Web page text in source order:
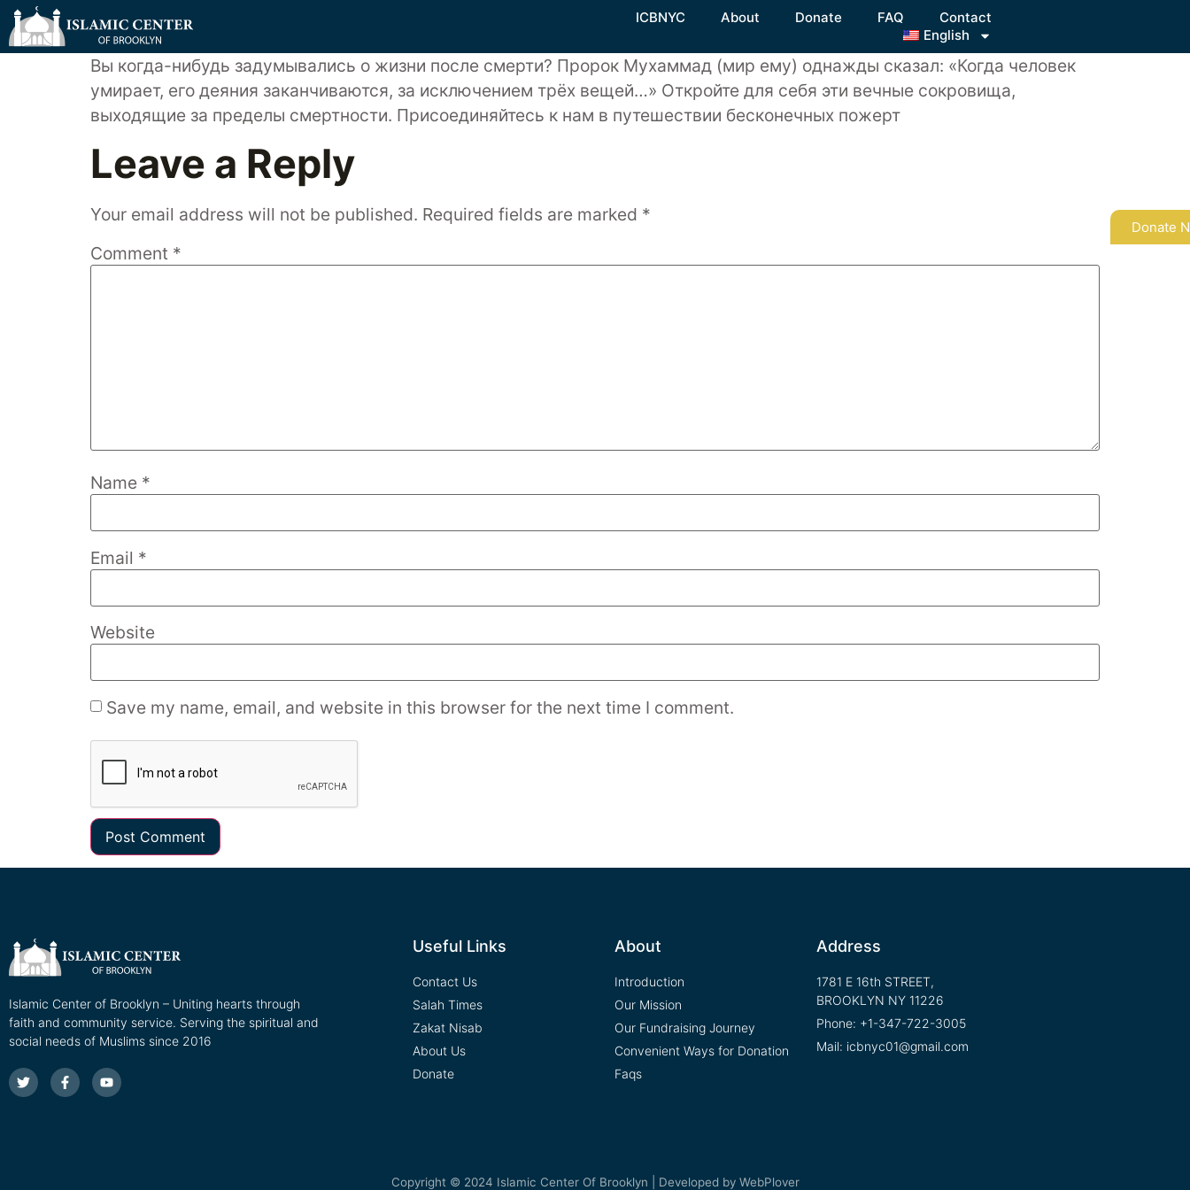
ICBNYC About Donate FAQ
Contact
English
Вы когда-нибудь задумывались о жизни после смерти? Пророк Мухаммад (мир ему) однажды сказал: «Когда человек
умирает, его деяния заканчиваются, за исключением трёх вещей…» Откройте для себя эти вечные сокровища,
выходящие за пределы смертности. Присоединяйтесь к нам в путешествии бесконечных пожерт
Leave a Reply
Your email address will not be published. Required fields are marked *
Comment *
Name *
Email *
Website
Save my name, email, and website in this browser for the next time I comment.
Islamic Center of Brooklyn – Uniting hearts through
faith and community service. Serving the spiritual and
social needs of Muslims since 2016
Useful Links
Contact Us
Salah Times
Zakat Nisab
About Us
Donate
About
Introduction
Our Mission
Our Fundraising Journey
Convenient Ways for Donation
Faqs
Address
1781 E 16th STREET,
BROOKLYN NY 11226
Phone: +1-347-722-3005
Mail: icbnyc01@gmail.com
Donate
Copyright © 2024 Islamic Center Of Brooklyn | Developed by WebPlover